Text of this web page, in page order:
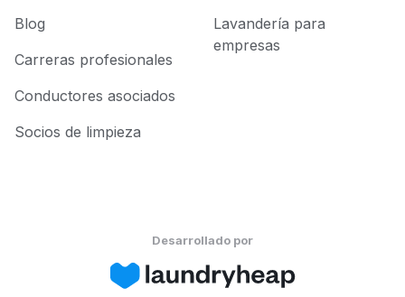
Blog
Carreras profesionales
Conductores asociados
Socios de limpieza
Lavandería para
empresas
Desarrollado por